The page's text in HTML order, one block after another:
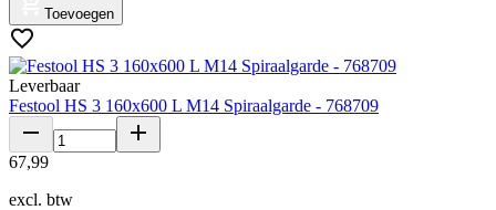
Toevoegen
Leverbaar
Festool HS 3 160x600 L M14 Spiraalgarde - 768709
67,99
excl. btw